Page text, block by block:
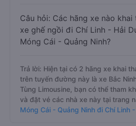
Câu hỏi: Các hãng xe nào khai
xe ghế ngồi đi Chí Linh - Hải
Móng Cái - Quảng Ninh?
Trả lời: Hiện tại có 2 hãng xe khai
trên tuyến đường này là xe Bắc
Tùng Limousine, bạn có thể tham
và đặt vé các nhà xe này tại trang
Móng Cái - Quảng Ninh đi Chí Linh